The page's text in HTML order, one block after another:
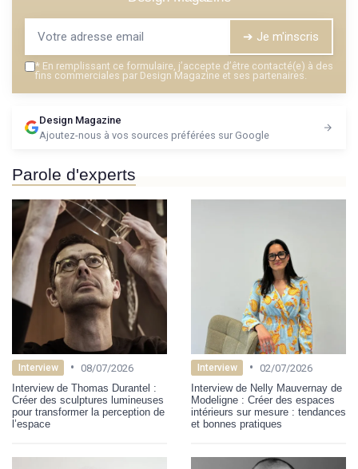
➔ Je m'inscris
* En remplissant ce formulaire, j’accepte d’être contacté(e) à des
fins commerciales par Design Magazine et ses partenaires.
Design Magazine
Ajoutez-nous à vos sources préférées sur Google
Parole d'experts
Interview • 08/07/2026
Interview de Thomas Durantel :
Créer des sculptures lumineuses
pour transformer la perception de
l’espace
Interview • 02/07/2026
Interview de Nelly Mauvernay de
Modeligne : Créer des espaces
intérieurs sur mesure : tendances
et bonnes pratiques